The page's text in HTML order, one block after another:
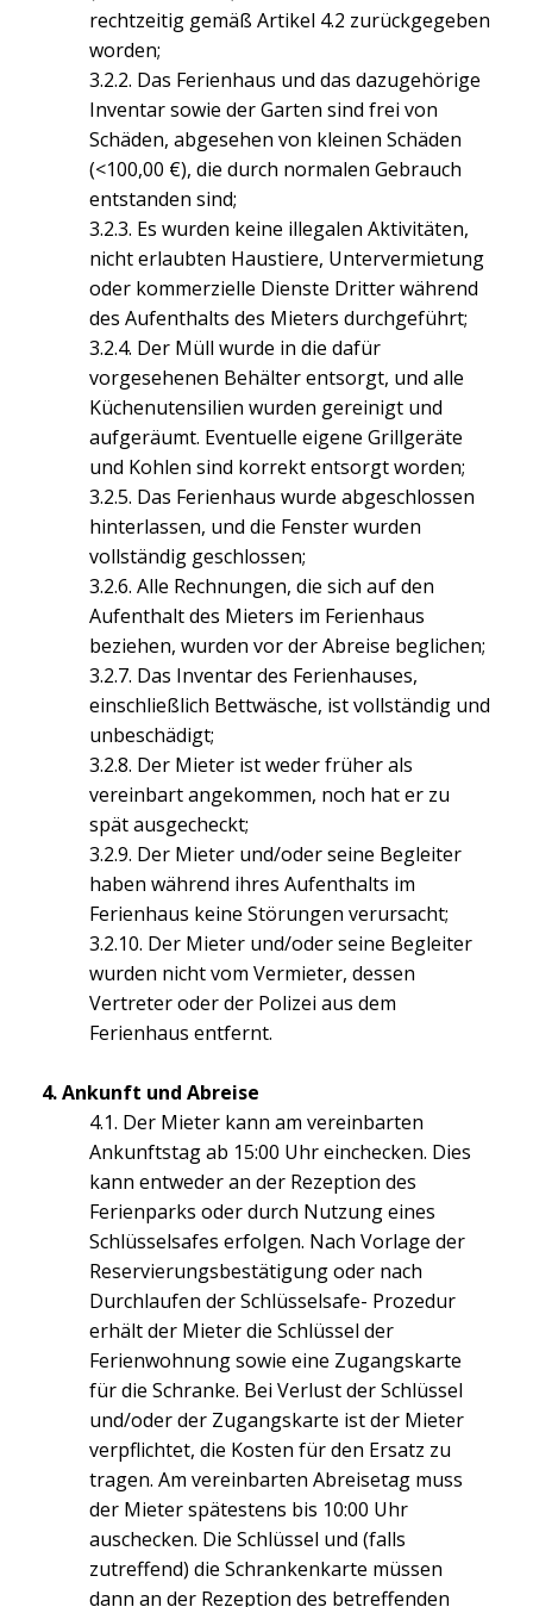
rechtzeitig gemäß Artikel 4.2 zurückgegeben
worden;
3.2.2. Das Ferienhaus und das dazugehörige
Inventar sowie der Garten sind frei von
Schäden, abgesehen von kleinen Schäden
(<100,00 €), die durch normalen Gebrauch
entstanden sind;
3.2.3. Es wurden keine illegalen Aktivitäten,
nicht erlaubten Haustiere, Untervermietung
oder kommerzielle Dienste Dritter während
des Aufenthalts des Mieters durchgeführt;
3.2.4. Der Müll wurde in die dafür
vorgesehenen Behälter entsorgt, und alle
Küchenutensilien wurden gereinigt und
aufgeräumt. Eventuelle eigene Grillgeräte
und Kohlen sind korrekt entsorgt worden;
3.2.5. Das Ferienhaus wurde abgeschlossen
hinterlassen, und die Fenster wurden
vollständig geschlossen;
3.2.6. Alle Rechnungen, die sich auf den
Aufenthalt des Mieters im Ferienhaus
beziehen, wurden vor der Abreise beglichen;
3.2.7. Das Inventar des Ferienhauses,
einschließlich Bettwäsche, ist vollständig und
unbeschädigt;
3.2.8. Der Mieter ist weder früher als
vereinbart angekommen, noch hat er zu
spät ausgecheckt;
3.2.9. Der Mieter und/oder seine Begleiter
haben während ihres Aufenthalts im
Ferienhaus keine Störungen verursacht;
3.2.10. Der Mieter und/oder seine Begleiter
wurden nicht vom Vermieter, dessen
Vertreter oder der Polizei aus dem
Ferienhaus entfernt.
4. Ankunft und Abreise
4.1. Der Mieter kann am vereinbarten
Ankunftstag ab 15:00 Uhr einchecken. Dies
kann entweder an der Rezeption des
Ferienparks oder durch Nutzung eines
Schlüsselsafes erfolgen. Nach Vorlage der
Reservierungsbestätigung oder nach
Durchlaufen der Schlüsselsafe- Prozedur
erhält der Mieter die Schlüssel der
Ferienwohnung sowie eine Zugangskarte
für die Schranke. Bei Verlust der Schlüssel
und/oder der Zugangskarte ist der Mieter
verpflichtet, die Kosten für den Ersatz zu
tragen. Am vereinbarten Abreisetag muss
der Mieter spätestens bis 10:00 Uhr
auschecken. Die Schlüssel und (falls
zutreffend) die Schrankenkarte müssen
dann an der Rezeption des betreffenden